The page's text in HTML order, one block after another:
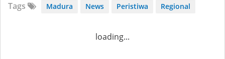
Tags Madura News Peristiwa Regional
loading...